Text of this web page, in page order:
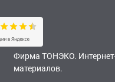
Фирма ТОНЭКО.
материалов.